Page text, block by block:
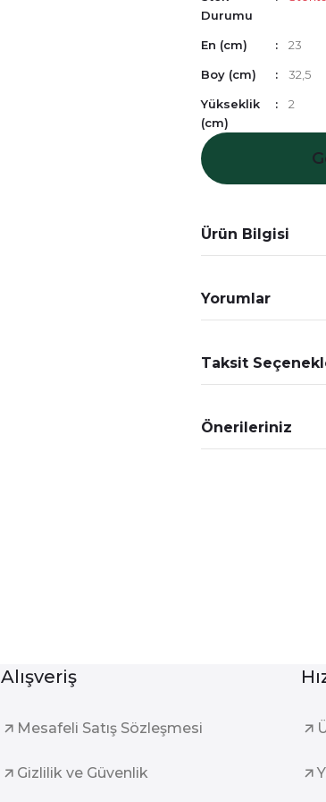
Durumu
En (cm) 23
Boy (cm) 32,5
Yükseklik
(cm)
2
Ürün Bilgisi
Yorumlar
Taksit
Önerileriniz
Alışveriş
Mesafeli Satış Sözleşmesi
Gizlilik ve Güvenlik